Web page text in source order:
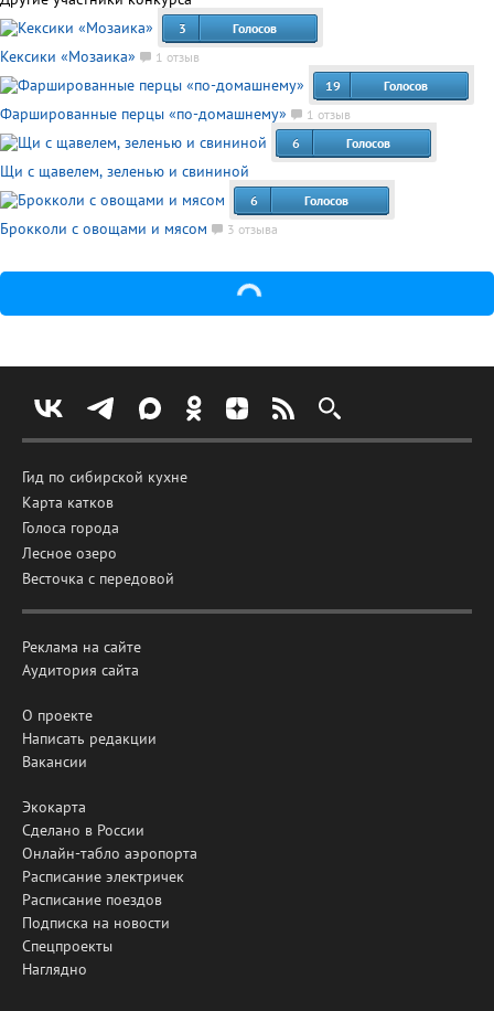
3 Голосов
Кексики «Мозаика»
1 отзыв
19
Голосов
Фаршированные перцы «по-домашнему»
1 отзыв
6
Голосов
Щи с щавелем, зеленью и свининой
6 Голосов
Брокколи с овощами и мясом 3 отзыва
Гид по сибирской кухне
Карта катков
Голоса города
Лесное озеро
Весточка с передовой
Реклама на сайте
Аудитория сайта
О проекте
Написать редакции
Вакансии
Экокарта
Сделано в России
Онлайн-табло аэропорта
Расписание электричек
Расписание поездов
Подписка на новости
Спецпроекты
Наглядно